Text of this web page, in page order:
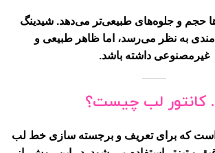
حجم و جلوه‌های طبیعی‌تر می‌دهد. شیدینگ
به نظر می‌رسد، اما ظاهر طبیعی و
غیرمصنوعی داشته باشد.
است که برای تعریف و برجسته سازی خط لب